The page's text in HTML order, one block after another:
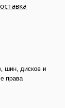
шин, дисков и
права